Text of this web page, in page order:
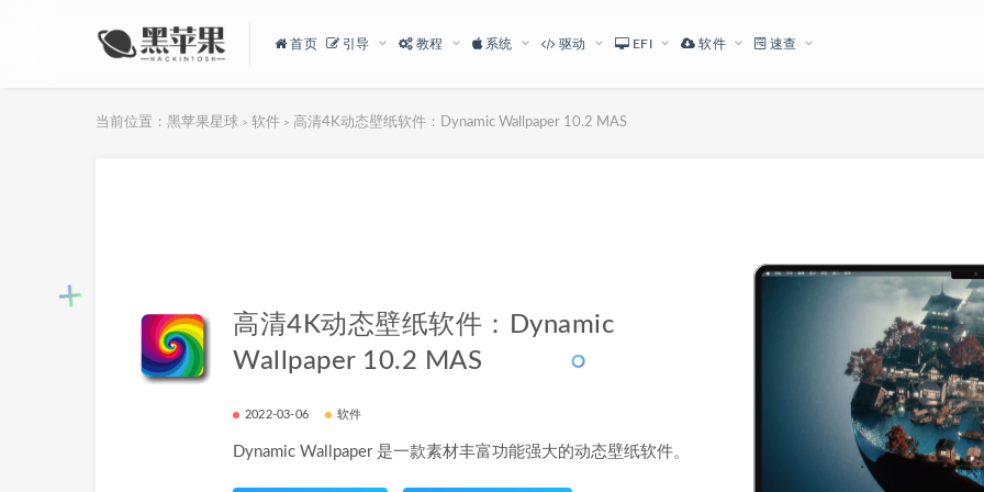
首页 引导 教程 系统 驱动 EFI 软件 速查
当前位置： 黑苹果星球 > 软件 > 高清4K动态壁纸软件：Dynamic Wallpaper 10.2 MAS
高清4K动态壁纸软件：Dynamic
Wallpaper 10.2 MAS
2022-03-06 软件
Dynamic Wallpaper 是一款素材丰富功能强大的动态壁纸软件。